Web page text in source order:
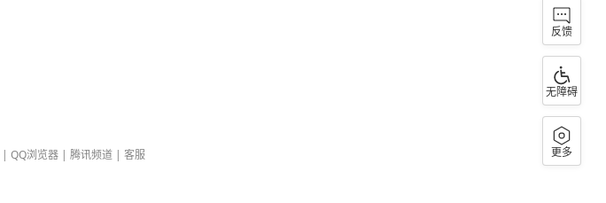
| QQ浏览器 | 腾讯频道 | 客服
反馈
无障碍
更多